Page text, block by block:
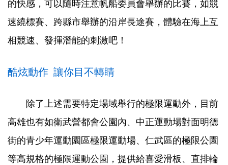
的快感，可以隨時注意帆船委員會舉辦的比賽，如競
速繞標賽、跨縣市舉辦的沿岸長途賽，體驗在海上互
相競速、發揮潛能的刺激吧！
酷炫動作 讓你目不轉睛
除了上述需要特定場域舉行的極限運動外，目前
高雄也有如衛武營都會公園內、中正運動場對面明德
街的青少年運動園區極限運動場、仁武區的極限公園
等高規格的極限運動公園，提供給喜愛滑板、直排輪